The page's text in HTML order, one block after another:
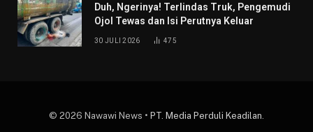
Duh, Ngerinya! Terlindas Truk, Pengemudi
Ojol Tewas dan Isi Perutnya Keluar
30 JULI 2026 475
© 2026 Nawawi News • PT. Media Perduli Keadilan